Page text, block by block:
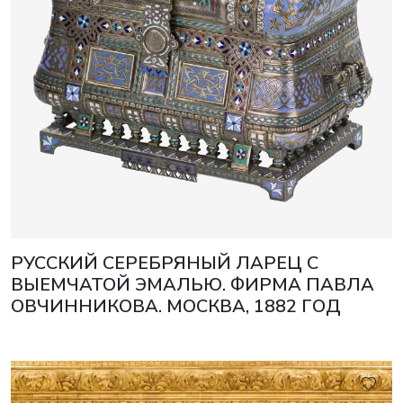
РУССКИЙ СЕРЕБРЯНЫЙ ЛАРЕЦ С
ВЫЕМЧАТОЙ ЭМАЛЬЮ. ФИРМА ПАВЛА
ОВЧИННИКОВА. МОСКВА, 1882 ГОД